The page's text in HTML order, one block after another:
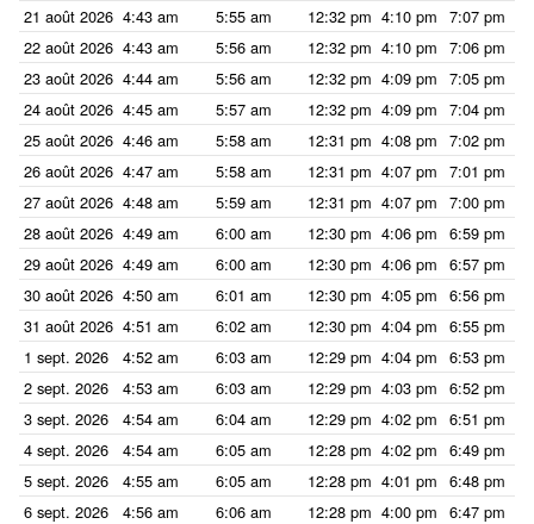
21 août 2026 4:43 am 5:55 am 12:32 pm 4:10 pm 7:07 pm
22 août 2026 4:43 am 5:56 am 12:32 pm 4:10 pm 7:06 pm
23 août 2026 4:44 am 5:56 am 12:32 pm 4:09 pm 7:05 pm
24 août 2026 4:45 am 5:57 am 12:32 pm 4:09 pm 7:04 pm
25 août 2026 4:46 am 5:58 am 12:31 pm 4:08 pm 7:02 pm
26 août 2026 4:47 am 5:58 am 12:31 pm 4:07 pm 7:01 pm
27 août 2026 4:48 am 5:59 am 12:31 pm 4:07 pm 7:00 pm
28 août 2026 4:49 am 6:00 am 12:30 pm 4:06 pm 6:59 pm
29 août 2026 4:49 am 6:00 am 12:30 pm 4:06 pm 6:57 pm
30 août 2026 4:50 am 6:01 am 12:30 pm 4:05 pm 6:56 pm
31 août 2026 4:51 am 6:02 am 12:30 pm 4:04 pm 6:55 pm
1 sept. 2026
4:52 am 6:03 am 12:29 pm 4:04 pm 6:53 pm
2 sept. 2026
4:53 am 6:03 am 12:29 pm 4:03 pm 6:52 pm
3 sept. 2026
4:54 am 6:04 am 12:29 pm 4:02 pm 6:51 pm
4 sept. 2026
4:54 am 6:05 am 12:28 pm 4:02 pm 6:49 pm
5 sept. 2026
4:55 am 6:05 am 12:28 pm 4:01 pm 6:48 pm
6 sept. 2026
4:56 am 6:06 am 12:28 pm 4:00 pm 6:47 pm